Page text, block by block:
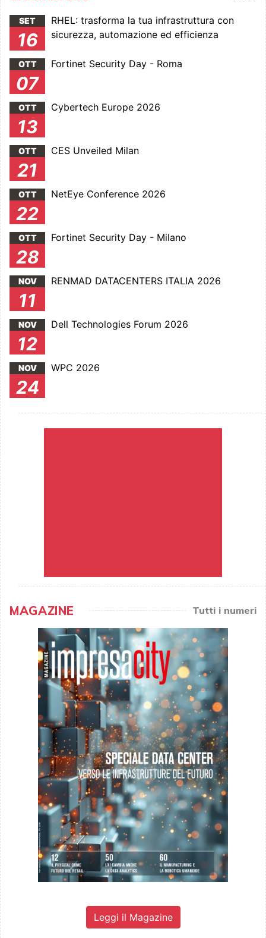
SET
16
RHEL: trasforma la tua infrastruttura con
sicurezza, automazione ed efficienza
OTT
07
Fortinet Security Day - Roma
OTT
13
Cybertech Europe 2026
OTT
21
CES Unveiled Milan
OTT
22
NetEye Conference 2026
OTT
28
Fortinet Security Day - Milano
NOV
11
RENMAD DATACENTERS ITALIA 2026
NOV
12
Dell Technologies Forum 2026
NOV
24
WPC 2026
MAGAZINE Tutti i numeri
Leggi il Magazine